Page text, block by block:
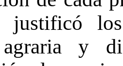
justificó
agraria y